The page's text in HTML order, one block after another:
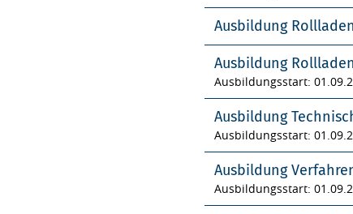
Ausbildung
Ausbildung
Ausbildungsstart:
Ausbildung
Ausbildungsstart:
Ausbildung
Ausbildungsstart: